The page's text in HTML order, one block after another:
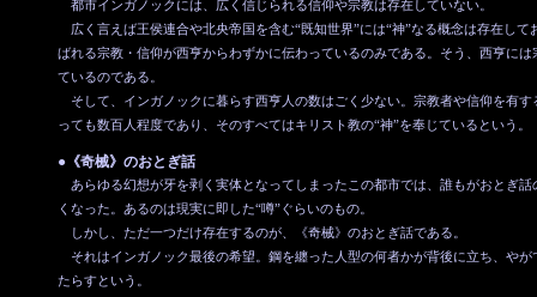
都市インガノックには、広く信じられる信仰や宗教は存在していない。
広く言えば王侯連合や北央帝国を含む“既知世界”には“神”なる概念は存在して
ばれる宗教・信仰が西亨からわずかに伝わっているのみである。そう、西亨に
ているのである。
そして、インガノックに暮らす西亨人の数はごく少ない。宗教者や信仰を有す
っても数百人程度であり、そのすべてはキリスト教の“神”を奉じているという。
●《奇械》のおとぎ話
あらゆる幻想が牙を剥く実体となってしまったこの都市では、誰もがおとぎ話
くなった。あるのは現実に即した“噂”ぐらいのもの。
しかし、ただ一つだけ存在するのが、《奇械》のおとぎ話である。
それはインガノック最後の希望。鋼を纏った人型の何者かが背後に立ち、やが
たらすという。